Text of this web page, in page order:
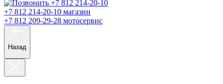
+7 812 214-20-10 магазин
+7 812 209-29-28 мотосервис
Назад